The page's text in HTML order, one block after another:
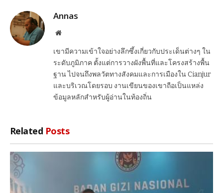
Annas
Website
เขามีความเข้าใจอย่างลึกซึ้งเกี่ยวกับประเด็นต่างๆ ใน
ระดับภูมิภาค ตั้งแต่การวางผังพื้นที่และโครงสร้างพื้น
ฐาน ไปจนถึงพลวัตทางสังคมและการเมืองใน Cianjur
และบริเวณโดยรอบ งานเขียนของเขาถือเป็นแหล่ง
ข้อมูลหลักสำหรับผู้อ่านในท้องถิ่น
Related Posts